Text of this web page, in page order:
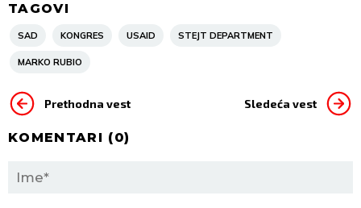
TAGOVI
SAD KONGRES USAID STEJT DEPARTMENT
MARKO RUBIO
Prethodna vest Sledeća vest
KOMENTARI (0)